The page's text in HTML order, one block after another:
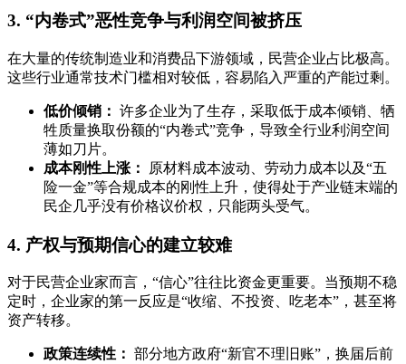
3. “内卷式”恶性竞争与利润空间被挤压
在大量的传统制造业和消费品下游领域，民营企业占比极高。
这些行业通常技术门槛相对较低，容易陷入严重的产能过剩。
低价倾销： 许多企业为了生存，采取低于成本倾销、牺
牲质量换取份额的“内卷式”竞争，导致全行业利润空间
薄如刀片。
成本刚性上涨：
原材料成本波动、劳动力成本以及“五
险一金”等合规成本的刚性上升，使得处于产业链末端的
民企几乎没有价格议价权，只能两头受气。
4. 产权与预期信心的建立较难
对于民营企业家而言，“信心”往往比资金更重要。当预期不稳
定时，企业家的第一反应是“收缩、不投资、吃老本”，甚至将
资产转移。
政策连续性： 部分地方政府“新官不理旧账”，换届后前